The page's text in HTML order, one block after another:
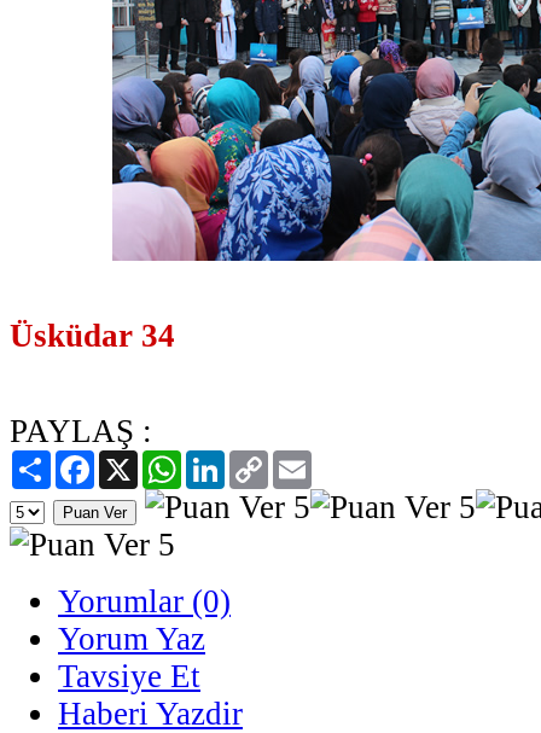
Üsküdar 34
PAYLAŞ :
PaylaşFacebook
X WhatsAppLinkedIn
Copy
Link
Yorumlar (0)
Yorum Yaz
Tavsiye Et
Haberi Yazdir